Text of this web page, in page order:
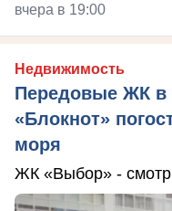
вчера в 19:00
Недвижимость
Передовые ЖК
«Блокнот»
моря
ЖК «Выбор» -